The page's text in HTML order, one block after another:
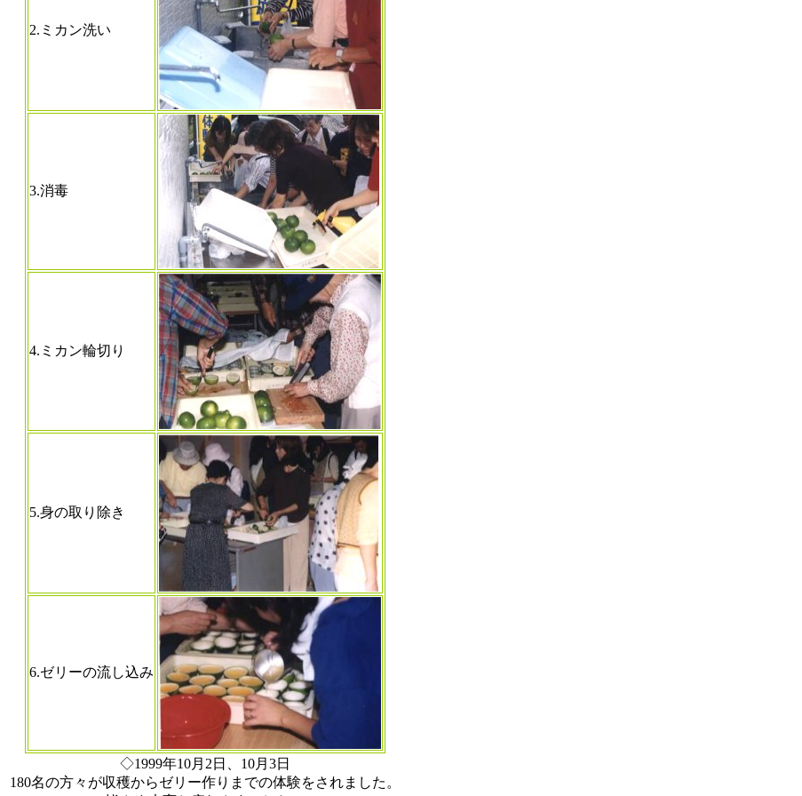
2.ミカン洗い
3.消毒
4.ミカン輪切り
5.身の取り除き
6.ゼリーの流し込み
◇1999年10月2日、10月3日
180名の方々が収穫からゼリー作りまでの体験をされました。